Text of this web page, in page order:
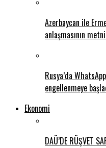
Azerbaycan ile
anlaşmasının
Rusya’da
engellenmeye
Ekonomi
DAÜ’DE RÜŞVET